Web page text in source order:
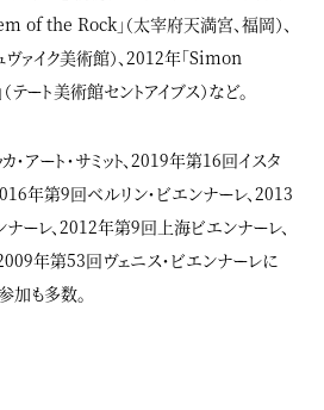
of the Rock」（太宰府天満宮、福岡）、
ヴァイク美術館）、2012年「Simon
ト美術館セントアイブス）など。
アート・サミット、2019年第16回イスタ
年第9回ベルリン・ビエンナーレ、2013
ナーレ、2012年第9回上海ビエンナーレ、
年第53回ヴェニス・ビエンナーレに
加も多数。